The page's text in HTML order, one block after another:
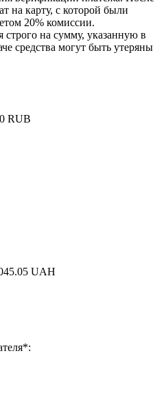
на карту, с которой были
20% комиссии.
на сумму, указанную в
средства могут быть утеряны
RUB
UAH
*: